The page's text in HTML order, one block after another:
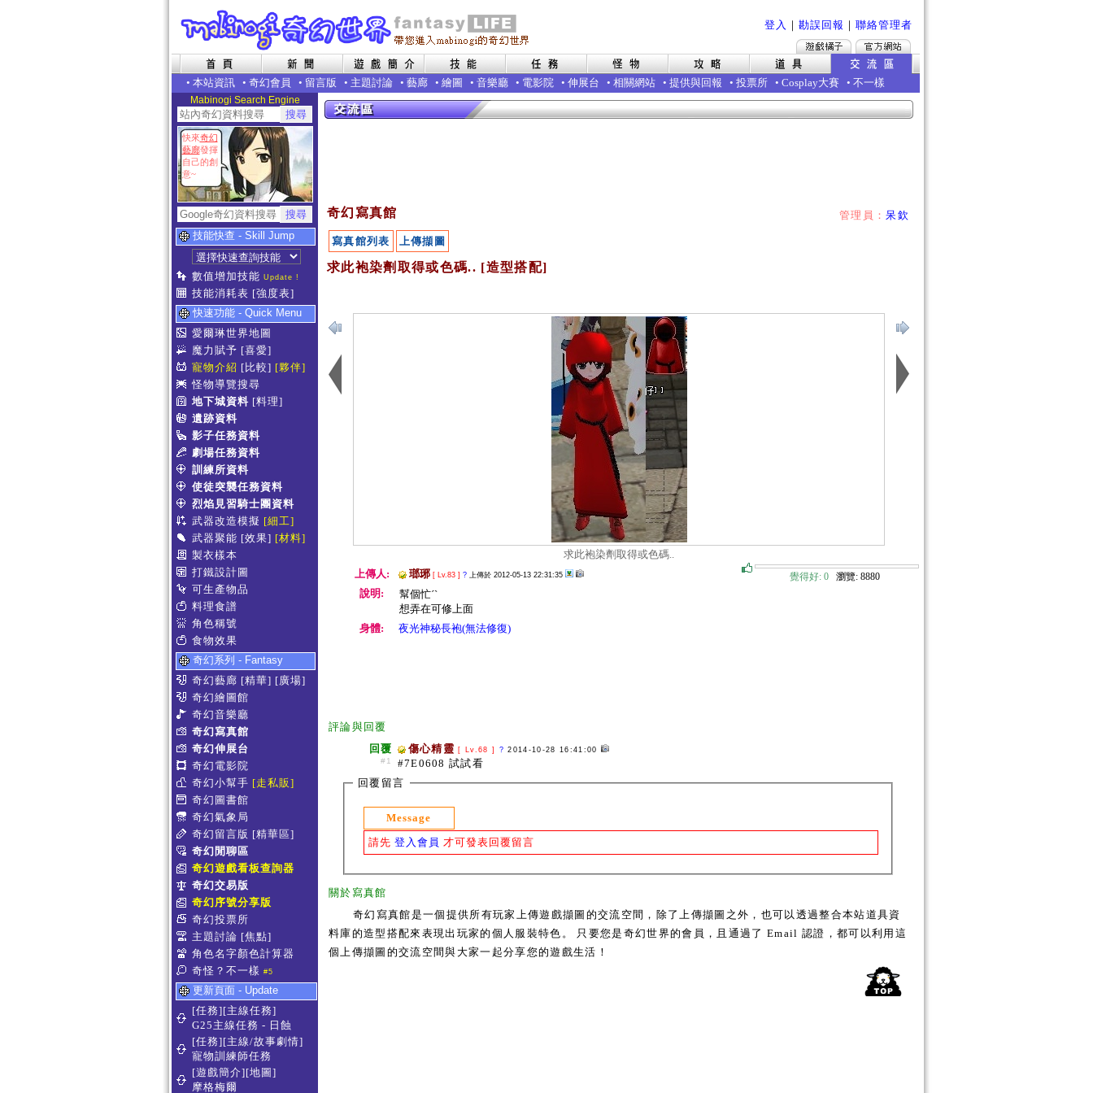
登入 ｜ 勘誤回報 ｜ 聯絡管理者
• 本站資訊 • 奇幻會員 • 留言版 • 主題討論 • 藝廊 • 繪圖 • 音樂廳 • 電影院 • 伸展台 • 相關網站 • 提供與回報 • 投票所 • Cosplay大賽 • 不一樣
Mabinogi Search Engine
快來奇幻
藝廊發揮
自己的創
意~
技能快查 - Skill Jump
數值增加技能 Update !
技能消耗表 [強度表]
快速功能 - Quick Menu
愛爾琳世界地圖
魔力賦予 [喜愛]
寵物介紹 [比較] [夥伴]
怪物導覽搜尋
地下城資料 [料理]
遺跡資料
影子任務資料
劇場任務資料
訓練所資料
使徒突襲任務資料
烈焰見習騎士團資料
武器改造模擬 [細工]
武器聚能 [效果] [材料]
製衣樣本
打鐵設計圖
可生產物品
料理食譜
角色稱號
食物效果
奇幻系列 - Fantasy
奇幻藝廊 [精華] [廣場]
奇幻繪圖館
奇幻音樂廳
奇幻寫真館
奇幻伸展台
奇幻電影院
奇幻小幫手 [走私販]
奇幻圖書館
奇幻氣象局
奇幻留言版 [精華區]
奇幻閒聊區
奇幻遊戲看板查詢器
奇幻交易版
奇幻序號分享版
奇幻投票所
主題討論 [焦點]
角色名字顏色計算器
奇怪？不一樣 #5
更新頁面 - Update
[任務][主線任務]
G25主線任務 - 日蝕
[任務][主線/故事劇情]
寵物訓練師任務
[遊戲簡介][地圖]
摩格梅爾
管理員：呆欽
奇幻寫真館
寫真館列表 上傳擷圖
求此袍染劑取得或色碼.. [造型搭配]
求此袍染劑取得或色碼..
覺得好: 0 瀏覽: 8880
上傳人: 瑯琊 [ Lv.83 ] ? 上傳於 2012-05-13 22:31:35
說明:
幫個忙ˊˋ
想弄在可修上面
身體:
夜光神秘長袍(無法修復)
評論與回覆
回覆
#1
傷心精靈 [ Lv.68 ] ? 2014-10-28 16:41:00
#7E0608 試試看
回覆留言
Message
請先 登入會員 才可發表回覆留言
關於寫真館
奇幻寫真館是一個提供所有玩家上傳遊戲擷圖的交流空間，除了上傳擷圖之外，也可以透過整合本站道具資
料庫的造型搭配來表現出玩家的個人服裝特色。 只要您是奇幻世界的會員，且通過了 Email 認證，都可以利用這
個上傳擷圖的交流空間與大家一起分享您的遊戲生活！